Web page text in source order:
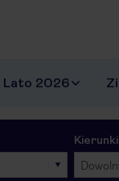
Lato 2026
Kierunki